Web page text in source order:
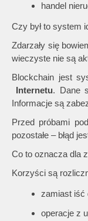
handel
Czy był to system
Zdarzały się
wieczyste nie są
Blockchain jest
Internetu. Dane
Informacje są
Przed próbami
pozostałe – błąd
Co to oznacza dla
Korzyści są
zamiast iść
operacje z